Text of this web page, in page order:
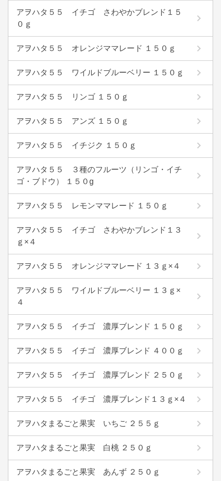
アヲハタ５５ イチゴ さわやかブレンド１５
０ｇ
アヲハタ５５ オレンジママレード １５０ｇ
アヲハタ５５ ワイルドブルーベリー １５０ｇ
アヲハタ５５ リンゴ １５０ｇ
アヲハタ５５ アンズ １５０ｇ
アヲハタ５５ イチジク １５０ｇ
アヲハタ５５ ３種のフルーツ（リンゴ・イチ
ゴ・ブドウ） １５０g
アヲハタ５５ レモンママレード １５０ｇ
アヲハタ５５ イチゴ さわやかブレンド１３
ｇ×４
アヲハタ５５ オレンジママレード １３ｇ×４
アヲハタ５５ ワイルドブルーベリー １３ｇ×
４
アヲハタ５５ イチゴ 濃厚ブレンド １５０ｇ
アヲハタ５５ イチゴ 濃厚ブレンド ４００ｇ
アヲハタ５５ イチゴ 濃厚ブレンド ２５０ｇ
アヲハタ５５ イチゴ 濃厚ブレンド１３ｇ×４
アヲハタまるごと果実 いちご ２５５ｇ
アヲハタまるごと果実 白桃 ２５０ｇ
アヲハタまるごと果実 あんず ２５０ｇ